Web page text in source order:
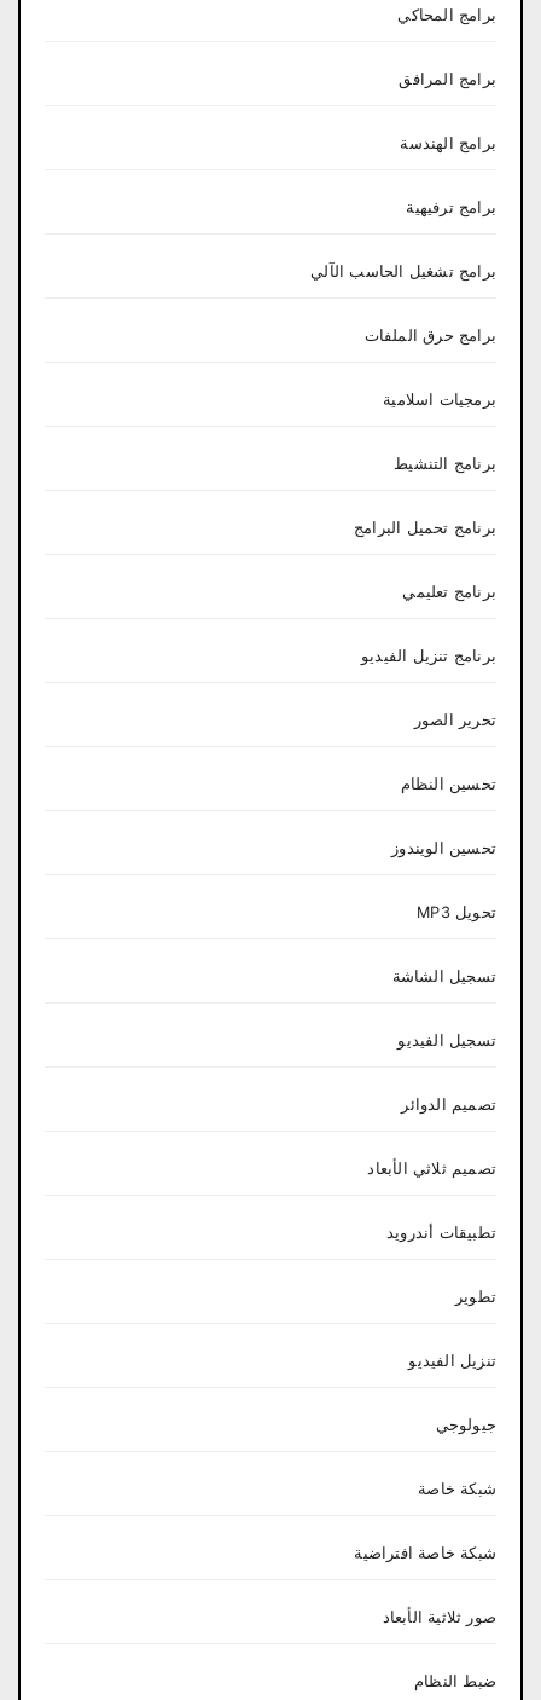
برامج المحاكي
برامج المرافق
برامج الهندسة
برامج ترفيهية
برامج تشغيل الحاسب الآلي
برامج حرق الملفات
برمجيات اسلامية
برنامج التنشيط
برنامج تحميل البرامج
برنامج تعليمي
برنامج تنزيل الفيديو
تحرير الصور
تحسين النظام
تحسين الويندوز
تحويل MP3
تسجيل الشاشة
تسجيل الفيديو
تصميم الدوائر
تصميم ثلاثي الأبعاد
تطبيقات أندرويد
تطوير
تنزيل الفيديو
جيولوجي
شبكة خاصة
شبكة خاصة افتراضية
صور ثلاثية الأبعاد
ضبط النظام